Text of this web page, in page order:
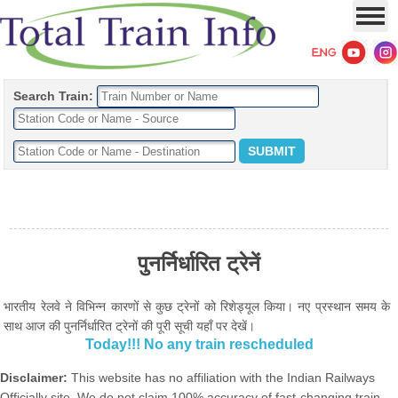
Search Train:
पुनर्निर्धारित ट्रेनें
भारतीय रेलवे ने विभिन्न कारणों से कुछ ट्रेनों को रिशेड्यूल किया। नए प्रस्थान समय के
साथ आज की पुनर्निर्धारित ट्रेनों की पूरी सूची यहाँ पर देखें।
Today!!! No any train rescheduled
Disclaimer: This website has no affiliation with the Indian Railways